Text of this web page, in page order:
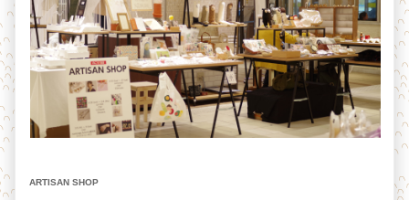
ARTISAN SHOP